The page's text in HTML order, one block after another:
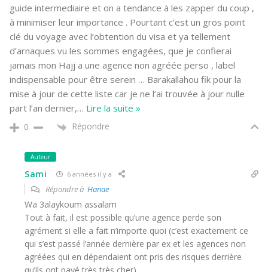
guide intermediaire et on a tendance à les zapper du coup ,
à minimiser leur importance . Pourtant c’est un gros point
clé du voyage avec l’obtention du visa et ya tellement
d’arnaques vu les sommes engagées, que je confierai
jamais mon Hajj a une agence non agréée perso , label
indispensable pour être serein … Barakallahou fik pour la
mise à jour de cette liste car je ne l’ai trouvée à jour nulle
part l’an dernier,… Lire la suite »
0 Répondre
Auteur
Sami 6 années il y a
Répondre à Hanae
Wa 3alaykoum assalam
Tout à fait, il est possible qu’une agence perde son
agrément si elle a fait n’importe quoi (c’est exactement ce
qui s’est passé l’année dernière par ex et les agences non
agréées qui en dépendaient ont pris des risques derrière
qu’ils ont payé très très cher)